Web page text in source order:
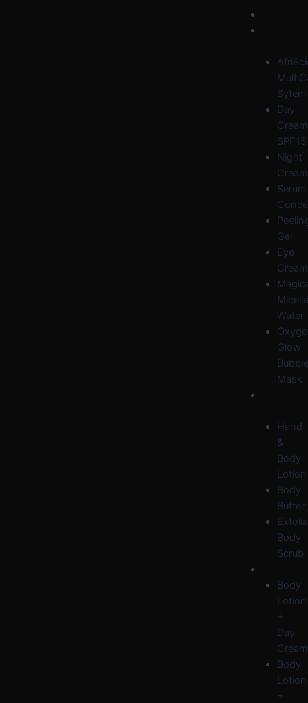
Sytem
Day
Cream
SPF15
Night
Cream
Serum
Gel
Eye
Cream
Water
Glow
Bubble
Mask
Hand
&
Body
Lotion
Body
Butter
Body
Scrub
Body
Lotion
+
Day
Cream
Body
Lotion
+
Menu